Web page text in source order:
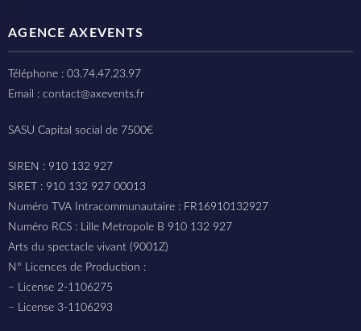
AGENCE AXEVENTS
Téléphone : 03.74.47.23.97
Email : contact@axevents.fr
SASU Capital social de 7500€
SIREN : 910 132 927
SIRET : 910 132 927 00013
Numéro TVA Intracommunautaire : FR16910132927
Numéro RCS : Lille Metropole B 910 132 927
Arts du spectacle vivant (9001Z)
N° Licences de Production :
– License 2-1106275
– License 3-1106293